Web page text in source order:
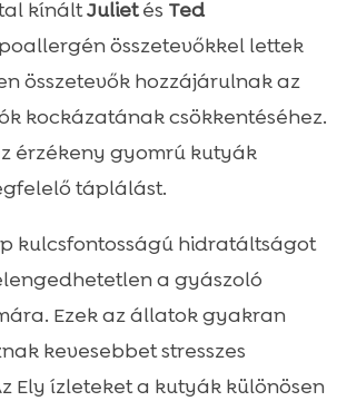
kínáltJulietés Ted
összetevőkkel lettek
összetevők hozzájárulnak az
kockázatának csökkentéséhez.
érzékeny gyomrú kutyák
táplálást.
kulcsfontosságú hidratáltságot
a gyászoló
Ezek az állatok gyakran
kevesebbet stresszes
Ely ízleteket a kutyák különösen